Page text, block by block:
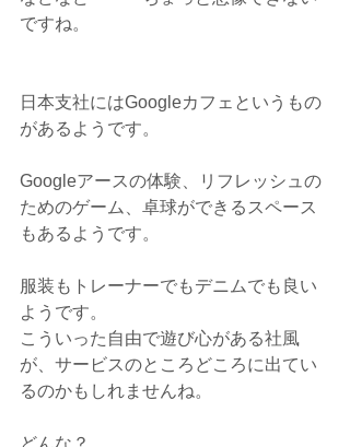
ですね。
日本支社にはGoogleカフェというもの
があるようです。
Googleアースの体験、リフレッシュの
ためのゲーム、卓球ができるスペース
もあるようです。
服装もトレーナーでもデニムでも良い
ようです。
こういった自由で遊び心がある社風
が、サービスのところどころに出てい
るのかもしれませんね。
どんな？